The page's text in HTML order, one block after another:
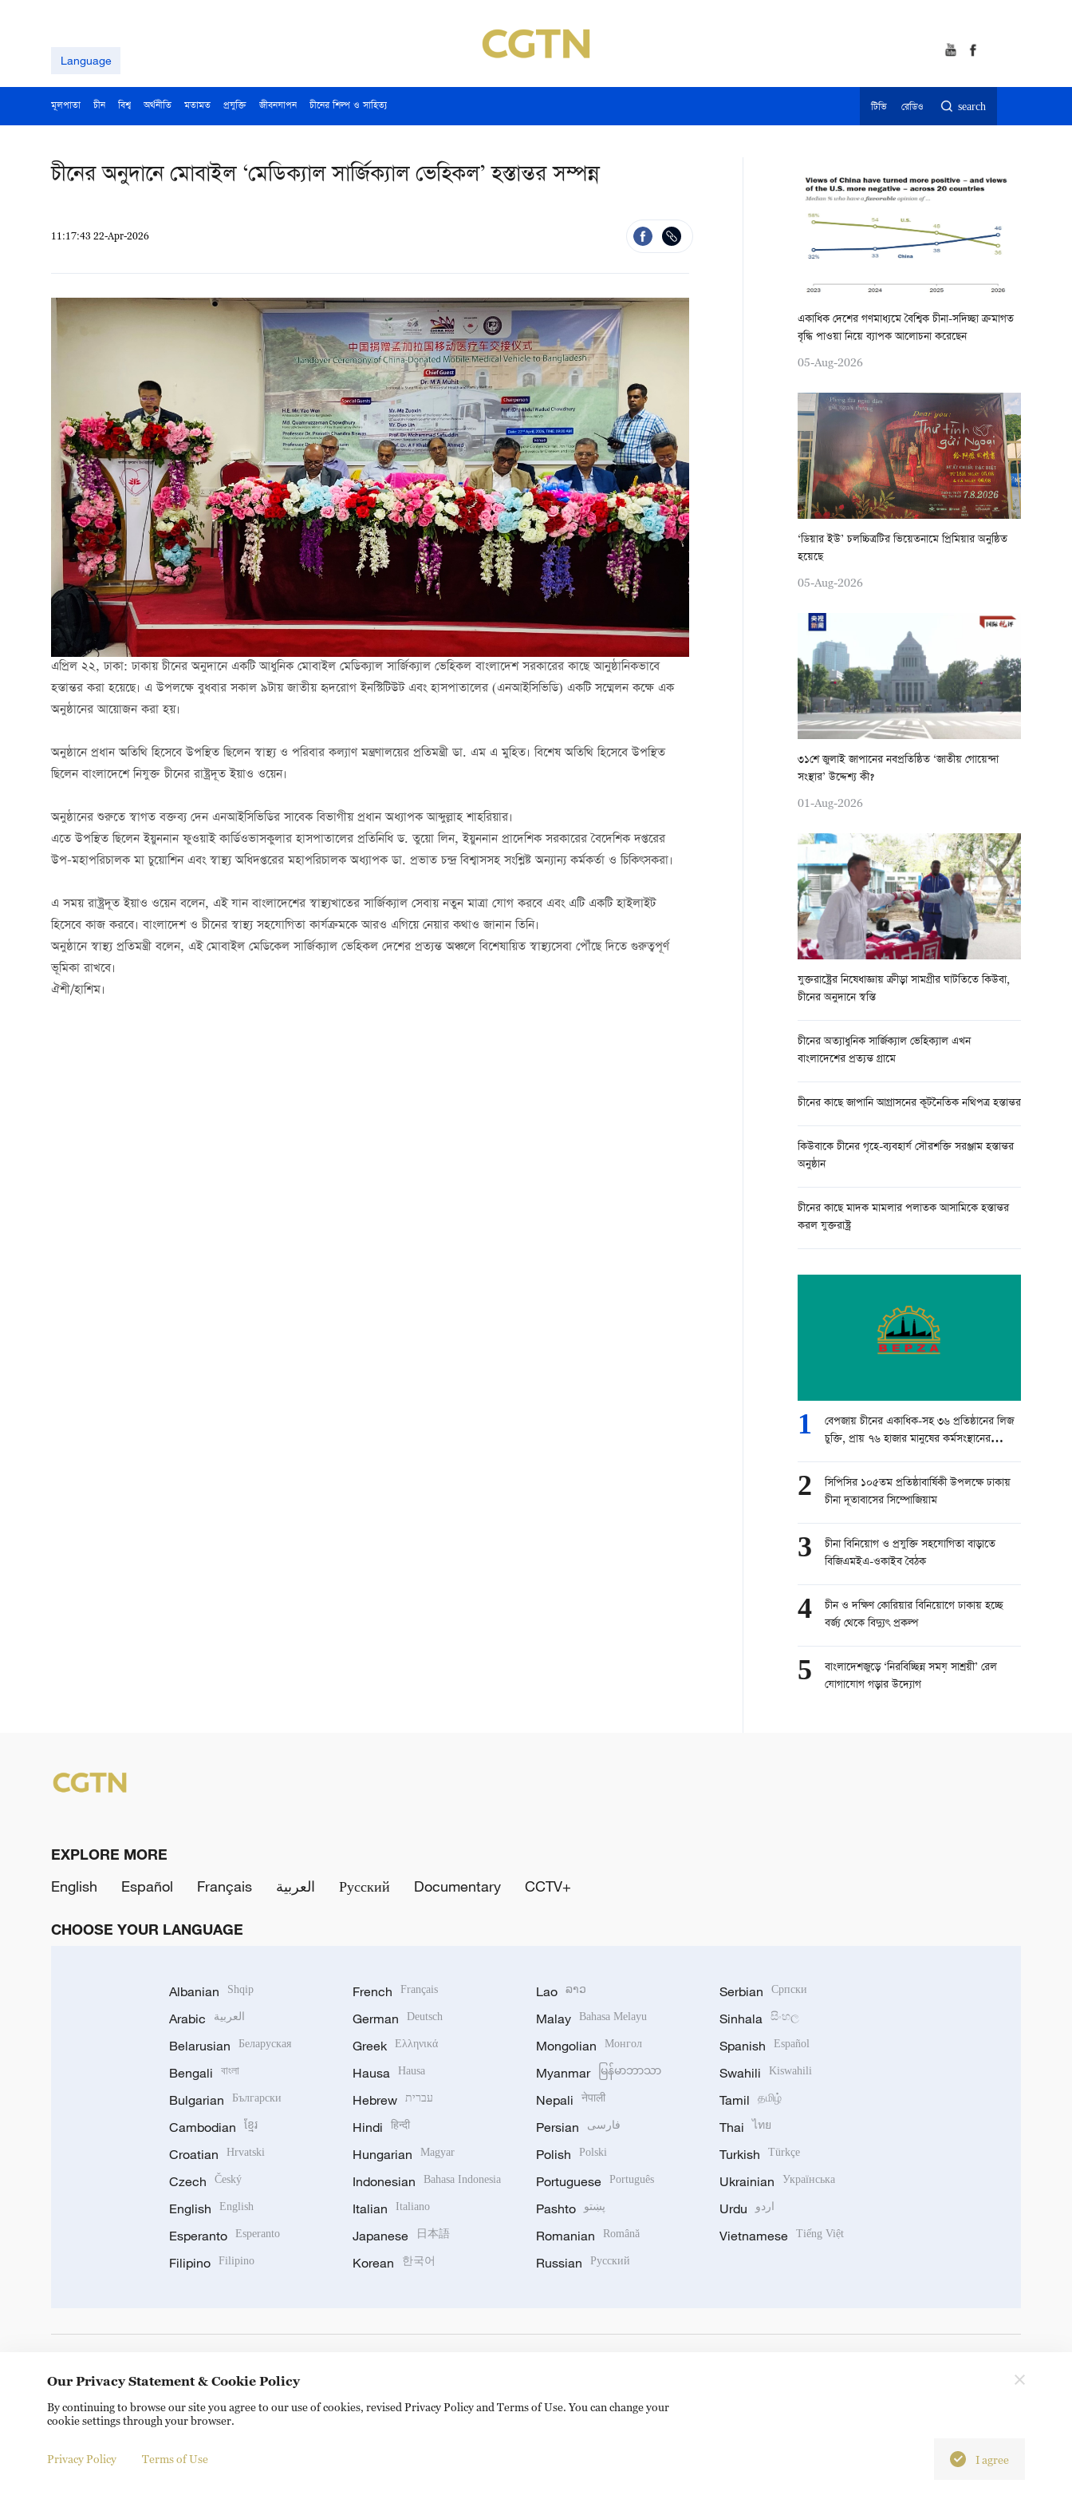
Language
মূলপাতা চীন বিশ্ব অর্থনীতি মতামত প্রযুক্তি জীবনযাপন চীনের শিল্প ও সাহিত্য টিভি রেডিও search
চীনের অনুদানে মোবাইল ‘মেডিক্যাল সার্জিক্যাল ভেহিকল’ হস্তান্তর সম্পন্ন
11:17:43 22-Apr-2026
এপ্রিল ২২, ঢাকা: ঢাকায় চীনের অনুদানে একটি আধুনিক মোবাইল মেডিক্যাল সার্জিক্যাল ভেহিকল বাংলাদেশ সরকারের কাছে আনুষ্ঠানিকভাবে
হস্তান্তর করা হয়েছে। এ উপলক্ষে বুধবার সকাল ৯টায় জাতীয় হৃদরোগ ইনস্টিটিউট এবং হাসপাতালের (এনআইসিভিডি) একটি সম্মেলন কক্ষে এক
অনুষ্ঠানের আয়োজন করা হয়।
অনুষ্ঠানে প্রধান অতিথি হিসেবে উপস্থিত ছিলেন স্বাস্থ্য ও পরিবার কল্যাণ মন্ত্রণালয়ের প্রতিমন্ত্রী ডা. এম এ মুহিত। বিশেষ অতিথি হিসেবে উপস্থিত
ছিলেন বাংলাদেশে নিযুক্ত চীনের রাষ্ট্রদূত ইয়াও ওয়েন।
অনুষ্ঠানের শুরুতে স্বাগত বক্তব্য দেন এনআইসিভিডির সাবেক বিভাগীয় প্রধান অধ্যাপক আব্দুল্লাহ শাহরিয়ার।
এতে উপস্থিত ছিলেন ইয়ুননান ফুওয়াই কার্ডিওভাসকুলার হাসপাতালের প্রতিনিধি ড. তুয়ো লিন, ইয়ুননান প্রাদেশিক সরকারের বৈদেশিক দপ্তরের
উপ-মহাপরিচালক মা চুয়োশিন এবং স্বাস্থ্য অধিদপ্তরের মহাপরিচালক অধ্যাপক ডা. প্রভাত চন্দ্র বিশ্বাসসহ সংশ্লিষ্ট অন্যান্য কর্মকর্তা ও চিকিৎসকরা।
এ সময় রাষ্ট্রদূত ইয়াও ওয়েন বলেন, এই যান বাংলাদেশের স্বাস্থ্যখাতের সার্জিক্যাল সেবায় নতুন মাত্রা যোগ করবে এবং এটি একটি হাইলাইট
হিসেবে কাজ করবে। বাংলাদেশ ও চীনের স্বাস্থ্য সহযোগিতা কার্যক্রমকে আরও এগিয়ে নেয়ার কথাও জানান তিনি।
অনুষ্ঠানে স্বাস্থ্য প্রতিমন্ত্রী বলেন, এই মোবাইল মেডিকেল সার্জিক্যাল ভেহিকল দেশের প্রত্যন্ত অঞ্চলে বিশেষায়িত স্বাস্থ্যসেবা পৌঁছে দিতে গুরুত্বপূর্ণ
ভূমিকা রাখবে।
ঐশী/হাশিম।
একাধিক দেশের গণমাধ্যমে বৈশ্বিক চীনা-সদিচ্ছা ক্রমাগত
বৃদ্ধি পাওয়া নিয়ে ব্যাপক আলোচনা করেছেন
05-Aug-2026
‘ডিয়ার ইউ’ চলচ্চিত্রটির ভিয়েতনামে প্রিমিয়ার অনুষ্ঠিত
হয়েছে
05-Aug-2026
৩১শে জুলাই জাপানের নবপ্রতিষ্ঠিত ‘জাতীয় গোয়েন্দা
সংস্থার’ উদ্দেশ্য কী?
01-Aug-2026
যুক্তরাষ্ট্রের নিষেধাজ্ঞায় ক্রীড়া সামগ্রীর ঘাটতিতে কিউবা,
চীনের অনুদানে স্বস্তি
চীনের অত্যাধুনিক সার্জিক্যাল ভেহিক্যাল এখন
বাংলাদেশের প্রত্যন্ত গ্রামে
চীনের কাছে জাপানি আগ্রাসনের কূটনৈতিক নথিপত্র হস্তান্তর
কিউবাকে চীনের গৃহে-ব্যবহার্য সৌরশক্তি সরঞ্জাম হস্তান্তর
অনুষ্ঠান
চীনের কাছে মাদক মামলার পলাতক আসামিকে হস্তান্তর
করল যুক্তরাষ্ট্র
1
বেপজায় চীনের একাধিক-সহ ৩৬ প্রতিষ্ঠানের লিজ
চুক্তি, প্রায় ৭৬ হাজার মানুষের কর্মসংস্থানের
2
সিপিসির ১০৫তম প্রতিষ্ঠাবার্ষিকী উপলক্ষে ঢাকায়
চীনা দূতাবাসের সিম্পোজিয়াম
3
চীনা বিনিয়োগ ও প্রযুক্তি সহযোগিতা বাড়াতে
বিজিএমইএ-ওকাইব বৈঠক
4
চীন ও দক্ষিণ কোরিয়ার বিনিয়োগে ঢাকায় হচ্ছে
বর্জ্য থেকে বিদ্যুৎ প্রকল্প
5
বাংলাদেশজুড়ে ‘নিরবিচ্ছিন্ন সময় সাশ্রয়ী’ রেল
যোগাযোগ গড়ার উদ্যোগ
EXPLORE MORE
English
Español Français العربية Русский Documentary CCTV+
CHOOSE YOUR LANGUAGE
Albanian Shqip
Arabic العربية
Belarusian Беларуская
Bengali বাংলা
Bulgarian Български
Cambodian ខ្មែរ
Croatian Hrvatski
Czech Český
English English
Esperanto Esperanto
Filipino Filipino
French Français
German Deutsch
Greek Ελληνικά
Hausa Hausa
Hebrew עברית
Hindi हिन्दी
Hungarian Magyar
Indonesian Bahasa Indonesia
Italian Italiano
Japanese 日本語
Korean 한국어
Lao ລາວ
Malay Bahasa Melayu
Mongolian Монгол
Myanmar မြန်မာဘာသာ
Nepali नेपाली
Persian فارسی
Polish Polski
Portuguese Português
Pashto پښتو
Romanian Română
Russian Русский
Serbian Српски
Sinhala සිංහල
Spanish Español
Swahili Kiswahili
Tamil தமிழ்
Thai ไทย
Turkish Türkçe
Ukrainian Українська
Urdu اردو
Vietnamese Tiếng Việt
Copyright © 2024 CGTN. 京ICP备20000184号
Our Privacy Statement & Cookie Policy
By continuing to browse our site you agree to our use of cookies, revised Privacy Policy and Terms of Use. You can change your
cookie settings through your browser.
Privacy Policy Terms of Use I agree